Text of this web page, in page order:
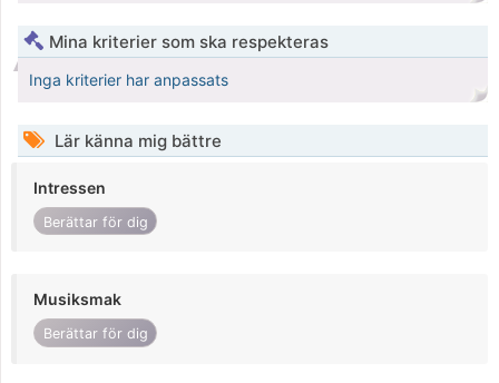
Mina kriterier som ska respekteras
Inga kriterier har anpassats
Lär känna mig bättre
Intressen
Berättar för dig
Musiksmak
Berättar för dig